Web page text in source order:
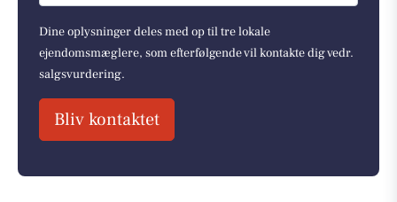
Dine oplysninger deles med op til tre lokale
ejendomsmæglere, som efterfølgende vil kontakte dig vedr.
salgsvurdering.
Bliv kontaktet